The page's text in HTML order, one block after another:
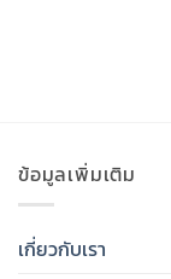
ข้อมูลเพิ่มเติม
เกี่ยวกับเรา